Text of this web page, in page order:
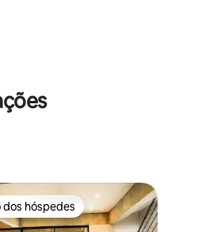
preferidos dos hóspedes
dos hóspedes